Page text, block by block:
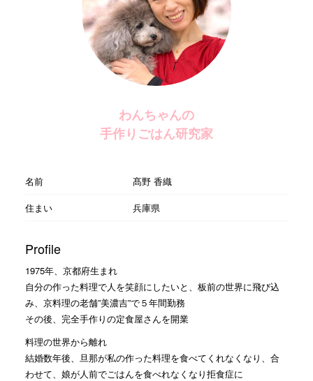
わんちゃんの
手作りごはん研究家
名前
髙野 香織
住まい
兵庫県
Profile
1975年、京都府生まれ
自分の作った料理で人を笑顔にしたいと、板前の世界に飛び込
み、京料理の老舗”美濃吉”で５年間勤務
その後、完全手作りの定食屋さんを開業
料理の世界から離れ
結婚数年後、旦那が私の作った料理を食べてくれなくなり、合
わせて、娘が人前でごはんを食べれなくなり拒食症に